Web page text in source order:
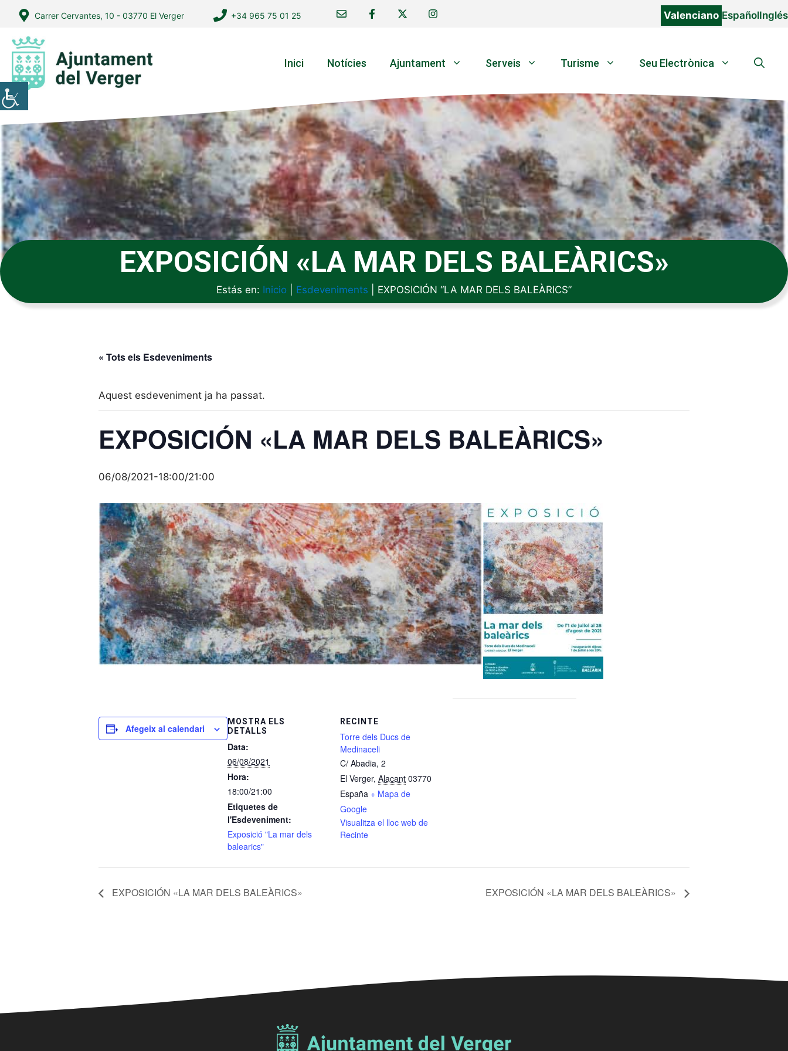
contingut
Carrer Cervantes, 10 - 03770 El Verger +34 965 75 01 25 Valenciano EspañolInglés
Inici Notícies Ajuntament Serveis Turisme Seu Electrònica
EXPOSICIÓN «LA MAR DELS BALEÀRICS»
Estás en: Inicio Esdeveniments EXPOSICIÓN “LA MAR DELS BALEÀRICS”
« Tots els Esdeveniments
Aquest esdeveniment ja ha passat.
EXPOSICIÓN «LA MAR DELS BALEÀRICS»
06/08/2021-18:00/21:00
Afegeix al calendari
MOSTRA ELS
DETALLS
Data:
06/08/2021
Hora:
18:00/21:00
Etiquetes de
l'Esdeveniment:
Exposició "La mar dels
balearics"
RECINTE
Torre dels Ducs de
Medinaceli
C/ Abadia, 2
El Verger, Alacant 03770
España + Mapa de
Google
Visualitza el lloc web de
Recinte
EXPOSICIÓN «LA MAR DELS BALEÀRICS» EXPOSICIÓN «LA MAR DELS BALEÀRICS»